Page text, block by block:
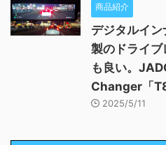
商品紹介
デジタルイ
製のドライブ
も良い。
Changer「
2025/5/11